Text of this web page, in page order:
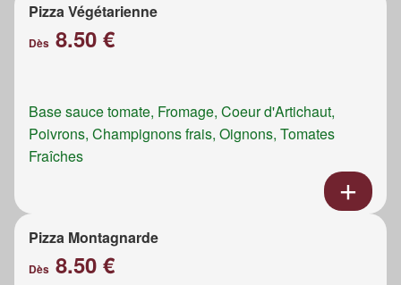
Pizza Végétarienne
Dès 8.50 €
Base sauce tomate, Fromage, Coeur d'Artichaut,
Poivrons, Champignons frais, Oignons, Tomates
Fraîches
Pizza Montagnarde
Dès 8.50 €